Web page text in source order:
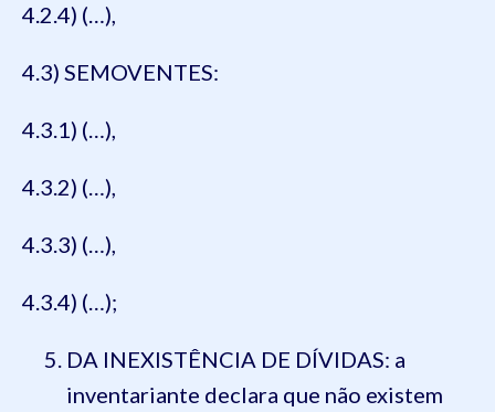
4.2.4) (…),
4.3) SEMOVENTES:
4.3.1) (…),
4.3.2) (…),
4.3.3) (…),
4.3.4) (…);
DA INEXISTÊNCIA DE DÍVIDAS: a
inventariante declara que não existem